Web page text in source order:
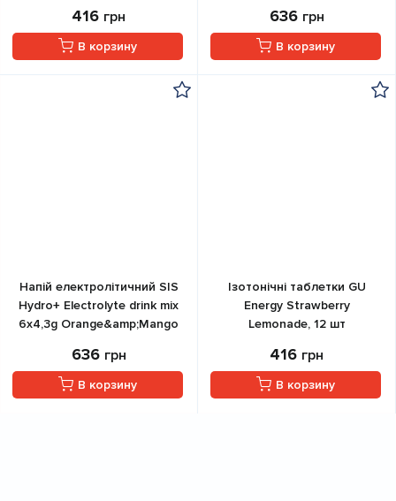
416 грн
В корзину
636 грн
В корзину
Напій електролітичний SIS
Hydro+ Electrolyte drink mix
6x4,3g Orange&amp;Mango
636 грн
В корзину
Ізотонічні таблетки GU
Energy Strawberry
Lemonade, 12 шт
416 грн
В корзину